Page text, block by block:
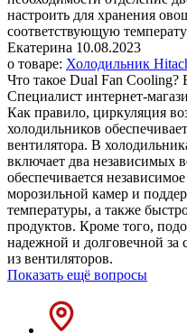
настроить для хранения
соответствующую
Екатерина 10.08.2023
о товаре: Холодильник
Что такое Dual Fan Cooling?
Специалист интернет-
Как правило, циркуляция
холодильников
вентилятора. В
включает два независимых
обеспечивается
морозильной камер и
температуры, а также
продуктов. Кроме того,
надежной и долговечной за
из вентиляторов.
Показать ещё вопросы